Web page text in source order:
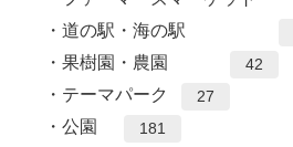
道の駅・海の駅
果樹園・農園 42
テーマパーク 27
公園 181